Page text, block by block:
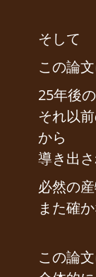
そして
この論
25年後
それ以
から
導き出
必然の
また確
この論